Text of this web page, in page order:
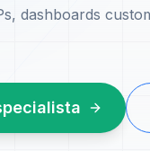
dashboards